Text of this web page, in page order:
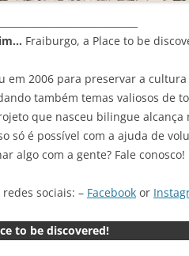
Fraiburgo, a Place to be
em 2006 para preservar a cultura
também temas valiosos de
que nasceu bilingue
só é possível com a ajuda de
algo com a gente? Fale conosco!
sociais: – Facebook or
to be discovered!